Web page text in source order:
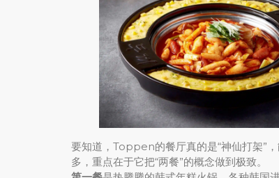
要知道，Toppen的餐厅真的是“神仙打架”
多，重点在于它把“两餐”的概念做到极致。